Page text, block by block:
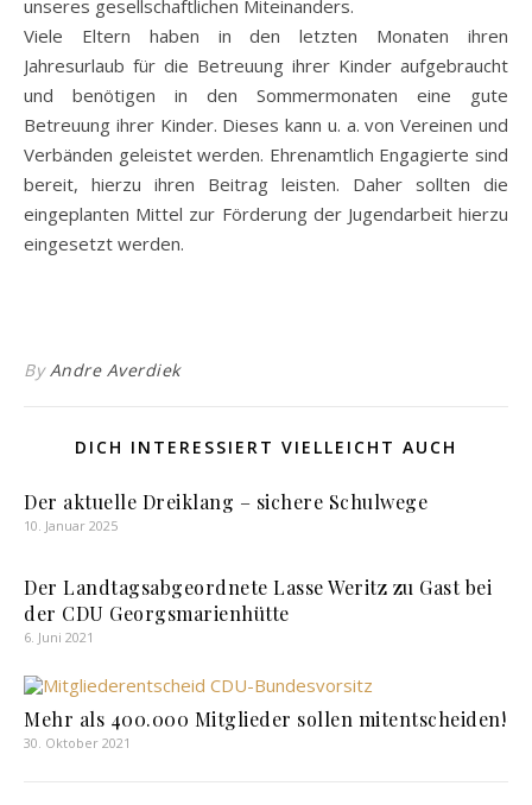
unseres gesellschaftlichen Miteinanders.
Viele Eltern haben in den letzten Monaten ihren
Jahresurlaub für die Betreuung ihrer Kinder aufgebraucht
und benötigen in den Sommermonaten eine gute
Betreuung ihrer Kinder. Dieses kann u. a. von Vereinen und
Verbänden geleistet werden. Ehrenamtlich Engagierte sind
bereit, hierzu ihren Beitrag leisten. Daher sollten die
eingeplanten Mittel zur Förderung der Jugendarbeit hierzu
eingesetzt werden.
ByAndre Averdiek
DICH INTERESSIERT VIELLEICHT AUCH
Der aktuelle Dreiklang – sichere Schulwege
10. Januar 2025
Der Landtagsabgeordnete Lasse Weritz zu Gast bei
der CDU Georgsmarienhütte
6. Juni 2021
Mehr als 400.000 Mitglieder sollen mitentscheiden!
30. Oktober 2021